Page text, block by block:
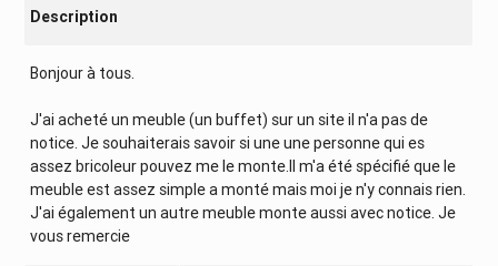
Description
Bonjour à tous.
J'ai acheté un meuble (un buffet) sur un site il n'a pas de
notice. Je souhaiterais savoir si une une personne qui es
assez bricoleur pouvez me le monte.Il m'a été spécifié que le
meuble est assez simple a monté mais moi je n'y connais rien.
J'ai également un autre meuble monte aussi avec notice. Je
vous remercie